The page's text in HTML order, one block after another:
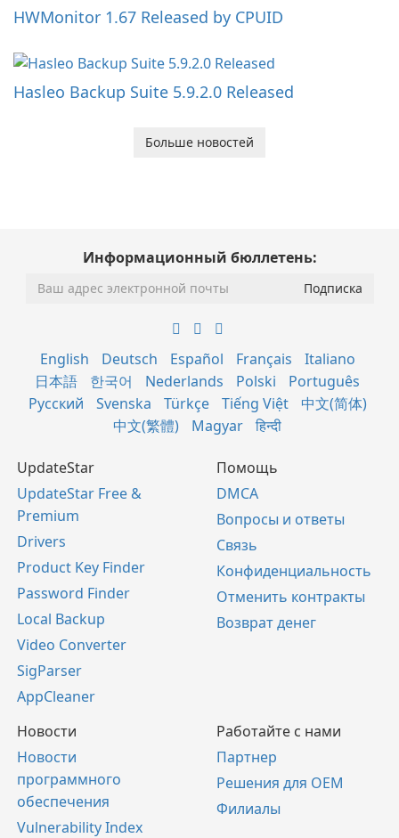
HWMonitor 1.67 Released by CPUID
Hasleo Backup Suite 5.9.2.0 Released
Больше новостей
Информационный бюллетень:
English Deutsch Español Français
Italiano
日本語
한국어 Nederlands Polski
Português
Русский
Svenska Türkçe Tiếng Việt
中文(简体)
中文(繁體)
Magyar हिन्दी
UpdateStar
UpdateStar Free &
Premium
Drivers
Product Key Finder
Password Finder
Local Backup
Video Converter
SigParser
AppCleaner
Помощь
DMCA
Вопросы и ответы
Связь
Конфиденциальность
Отменить контракты
Возврат денег
Новости
Новости
программного
обеспечения
Vulnerability Index
Работайте с нами
Партнер
Решения для OEM
Филиалы